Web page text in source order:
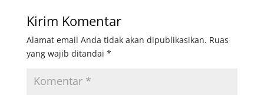
Kirim Komentar
Alamat email Anda tidak akan dipublikasikan. Ruas
yang wajib ditandai *